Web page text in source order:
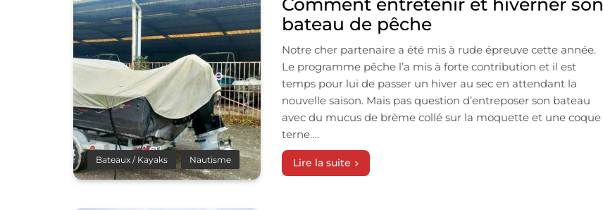
Bateaux / Kayaks Nautisme
Comment entretenir et hiverner son
bateau de pêche
Notre cher partenaire a été mis à rude épreuve cette année.
Le programme pêche l’a mis à forte contribution et il est
temps pour lui de passer un hiver au sec en attendant la
nouvelle saison. Mais pas question d’entreposer son bateau
avec du mucus de brème collé sur la moquette et une coque
terne….
Lire la suite